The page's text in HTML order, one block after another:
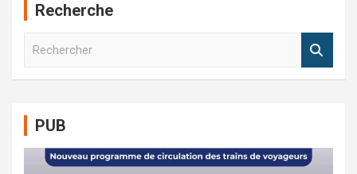
Recherche
PUB